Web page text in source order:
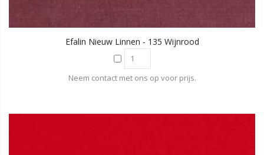
Efalin Nieuw Linnen - 135 Wijnrood
Neem contact met ons op voor prijs.